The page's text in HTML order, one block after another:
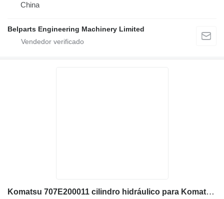
China
Belparts Engineering Machinery Limited
Komatsu 707E200011 cilindro hidráulico para Komatsu D155AX-6 bulldozer